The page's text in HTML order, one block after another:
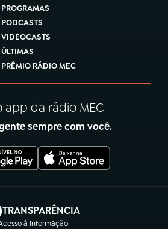
PROGRAMAS
PODCASTS
VIDEOCASTS
ÚLTIMAS
PRÊMIO RÁDIO MEC
app da rádio MEC
sempre com você.
TRANSPARÊNCIA
à Informação
(abre em nova aba)